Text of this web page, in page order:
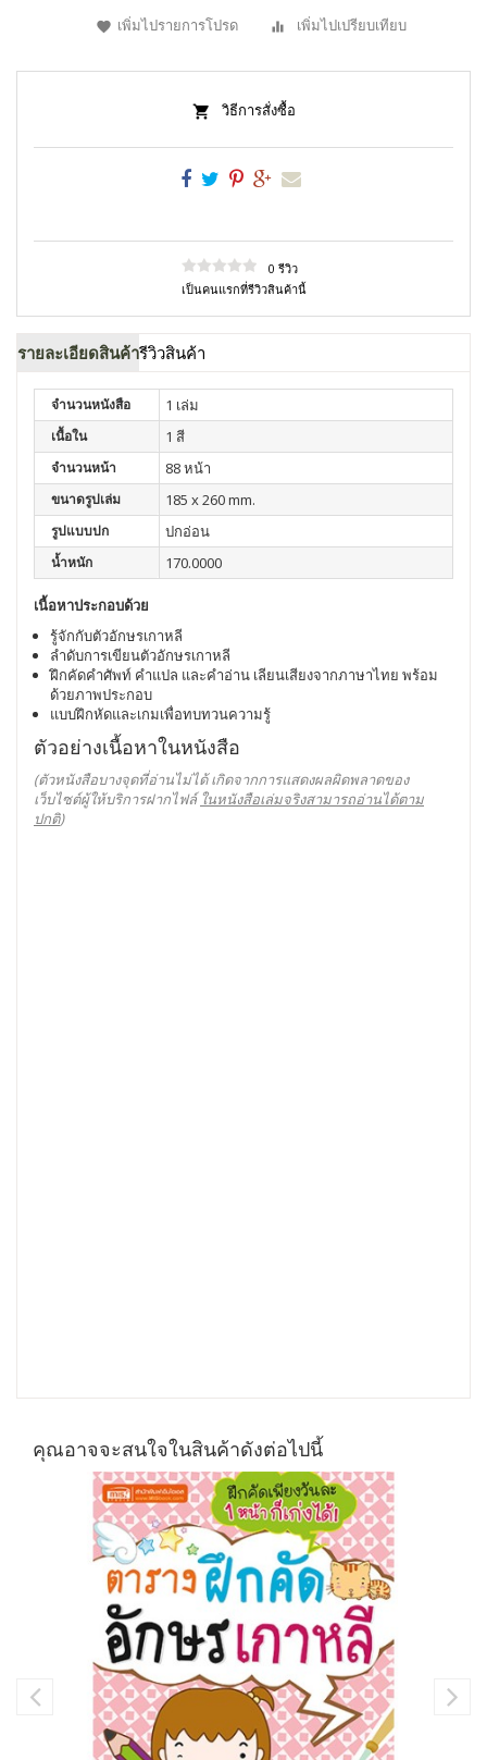
เพิ่มไปรายการโปรด เพิ่มไปเปรียบเทียบ
วิธีการสั่งซื้อ
0 รีวิว
เป็นคนแรกที่รีวิวสินค้านี้
รายละเอียดสินค้ารีวิวสินค้า
จำนวนหนังสือ 1 เล่ม
เนื้อใน 1 สี
จำนวนหน้า 88 หน้า
ขนาดรูปเล่ม 185 x 260 mm.
รูปแบบปก ปกอ่อน
น้ำหนัก 170.0000
เนื้อหาประกอบด้วย
รู้จักกับตัวอักษรเกาหลี
ลำดับการเขียนตัวอักษรเกาหลี
ฝึกคัดคำศัพท์ คำแปล และคำอ่าน เลียนเสียงจากภาษาไทย พร้อม
ด้วยภาพประกอบ
แบบฝึกหัดและเกมเพื่อทบทวนความรู้
ตัวอย่างเนื้อหาในหนังสือ
(ตัวหนังสือบางจุดที่อ่านไม่ได้ เกิดจากการแสดงผลผิดพลาดของ
เว็บไซต์ผู้ให้บริการฝากไฟล์ ในหนังสือเล่มจริงสามารถอ่านได้ตาม
ปกติ)
คุณอาจจะสนใจในสินค้าดังต่อไปนี้